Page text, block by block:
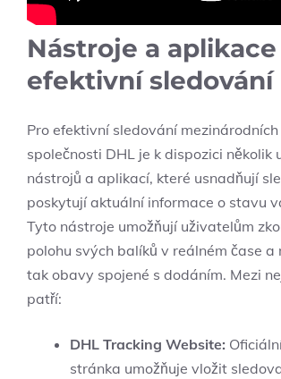
Nástroje a
efektivní sledování
Pro efektivní sledování
společnosti DHL je k dispozici několik
nástrojů a aplikací, které usnadňují
poskytují aktuální informace o stavu
Tyto nástroje umožňují uživatelům
polohu svých balíků v reálném čase
tak obavy spojené s dodáním. Mezi
patří:
DHL Tracking Website:
stránka umožňuje vložit